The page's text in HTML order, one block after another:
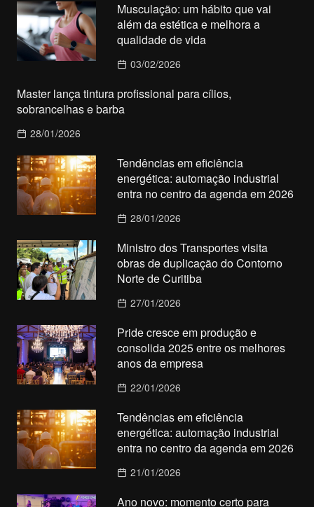
Musculação: um hábito que vai
além da estética e melhora a
qualidade de vida
03/02/2026
Master lança tintura profissional para cílios,
sobrancelhas e barba
28/01/2026
Tendências em eficiência
energética: automação industrial
entra no centro da agenda em 2026
28/01/2026
Ministro dos Transportes visita
obras de duplicação do Contorno
Norte de Curitiba
27/01/2026
Pride cresce em produção e
consolida 2025 entre os melhores
anos da empresa
22/01/2026
Tendências em eficiência
energética: automação industrial
entra no centro da agenda em 2026
21/01/2026
Ano novo: momento certo para